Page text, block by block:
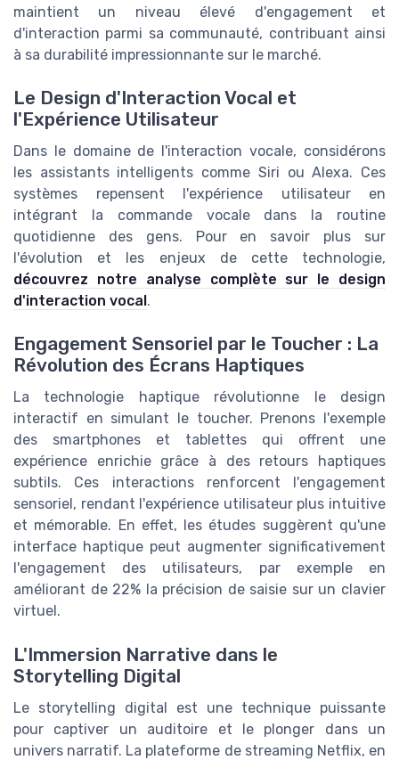
maintient un niveau élevé d'engagement et
d'interaction parmi sa communauté, contribuant ainsi
à sa durabilité impressionnante sur le marché.
Le Design d'Interaction Vocal et
l'Expérience Utilisateur
Dans le domaine de l'interaction vocale, considérons
les assistants intelligents comme Siri ou Alexa. Ces
systèmes repensent l'expérience utilisateur en
intégrant la commande vocale dans la routine
quotidienne des gens. Pour en savoir plus sur
l'évolution et les enjeux de cette technologie,
découvrez notre analyse complète sur le design
d'interaction vocal.
Engagement Sensoriel par le Toucher : La
Révolution des Écrans Haptiques
La technologie haptique révolutionne le design
interactif en simulant le toucher. Prenons l'exemple
des smartphones et tablettes qui offrent une
expérience enrichie grâce à des retours haptiques
subtils. Ces interactions renforcent l'engagement
sensoriel, rendant l'expérience utilisateur plus intuitive
et mémorable. En effet, les études suggèrent qu'une
interface haptique peut augmenter significativement
l'engagement des utilisateurs, par exemple en
améliorant de 22% la précision de saisie sur un clavier
virtuel.
L'Immersion Narrative dans le
Storytelling Digital
Le storytelling digital est une technique puissante
pour captiver un auditoire et le plonger dans un
univers narratif. La plateforme de streaming Netflix, en